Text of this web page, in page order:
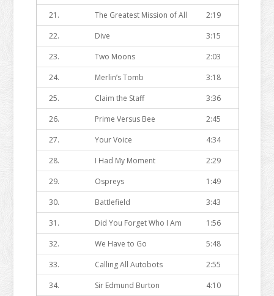
21.
The Greatest Mission of All
2:19
22.
Dive
3:15
23.
Two Moons
2:03
24.
Merlin’s Tomb
3:18
25.
Claim the Staff
3:36
26.
Prime Versus Bee
2:45
27.
Your Voice
4:34
28.
I Had My Moment
2:29
29.
Ospreys
1:49
30.
Battlefield
3:43
31.
Did You Forget Who I Am
1:56
32.
We Have to Go
5:48
33.
Calling All Autobots
2:55
34.
Sir Edmund Burton
4:10